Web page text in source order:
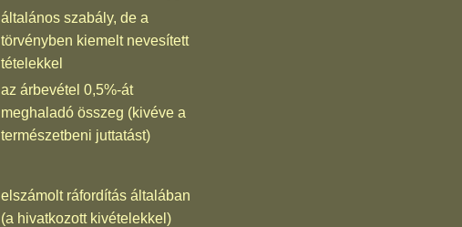
általános szabály, de a
törvényben kiemelt nevesített
tételekkel
az árbevétel 0,5%-át
meghaladó összeg (kivéve a
természetbeni juttatást)
elszámolt ráfordítás általában
(a hivatkozott kivételekkel)